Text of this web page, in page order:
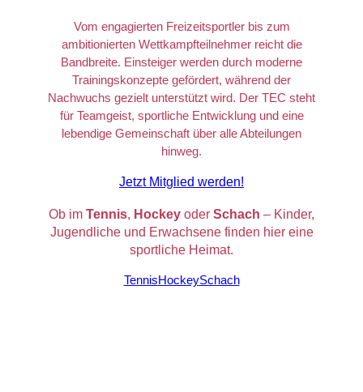
Vom engagierten Freizeitsportler bis zum
ambitionierten Wettkampfteilnehmer reicht die
Bandbreite. Einsteiger werden durch moderne
Trainingskonzepte gefördert, während der
Nachwuchs gezielt unterstützt wird. Der TEC steht
für Teamgeist, sportliche Entwicklung und eine
lebendige Gemeinschaft über alle Abteilungen
hinweg.
Jetzt Mitglied werden!
Ob im Tennis Hockey oder Schach – Kinder,
Jugendliche und Erwachsene finden hier eine
sportliche Heimat.
TennisHockeySchach